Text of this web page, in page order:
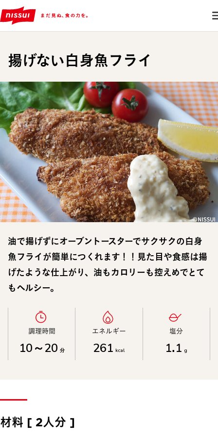
揚げない白身魚フライ
油で揚げずにオーブントースターでサクサクの白身
魚フライが簡単につくれます！！見た目や食感は揚
げたような仕上がり、油もカロリーも控えめでとて
もヘルシー。
調理時間​
10～20 分
エネルギー​
261 kcal
塩分​
1.1 g
材料 [ 2人分 ]